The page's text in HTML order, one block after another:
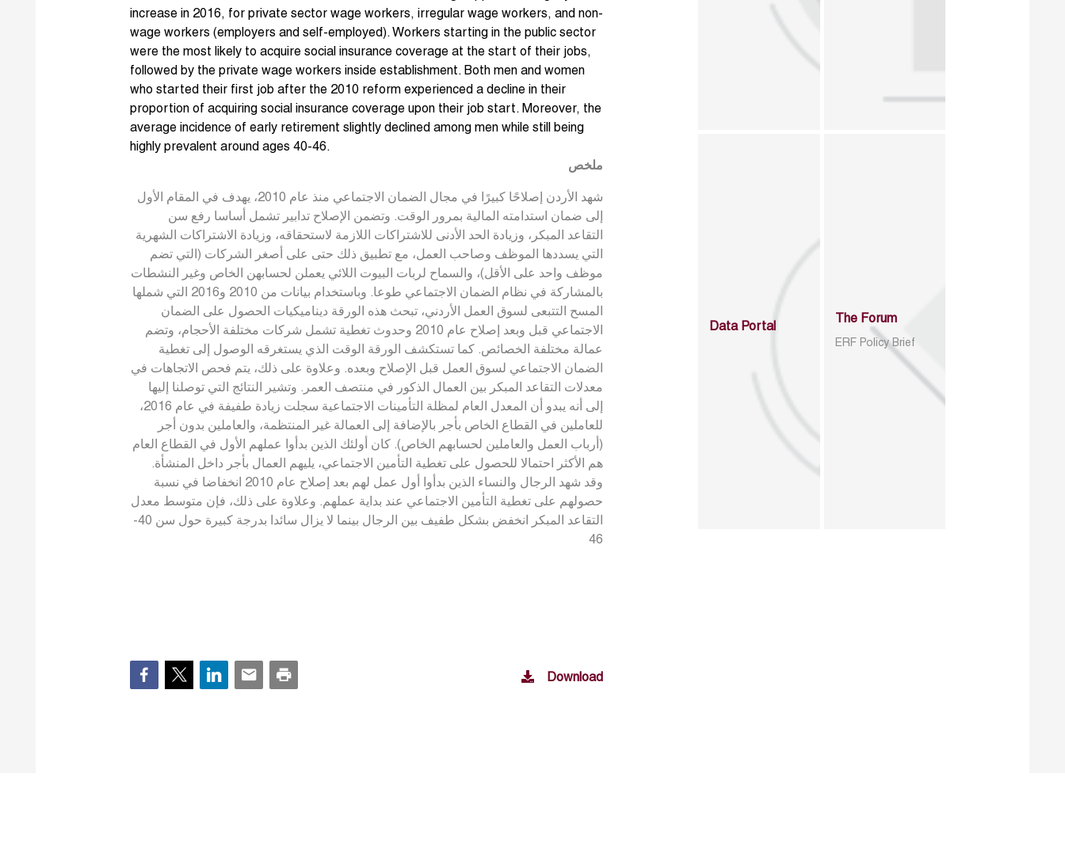
increase in 2016, for private sector wage workers, irregular wage workers, and non-
wage workers (employers and self-employed). Workers starting in the public sector
were the most likely to acquire social insurance coverage at the start of their jobs,
followed by the private wage workers inside establishment. Both men and women
who started their first job after the 2010 reform experienced a decline in their
proportion of acquiring social insurance coverage upon their job start. Moreover, the
average incidence of early retirement slightly declined among men while still being
highly prevalent around ages 40-46.
ملخص
شهد الأردن إصلاحًا كبيرًا في مجال الضمان الاجتماعي منذ عام 2010، يهدف في المقام الأول
إلى ضمان استدامته المالية بمرور الوقت. وتضمن الإصلاح تدابير تشمل أساسا رفع سن
التقاعد المبكر، وزيادة الحد الأدنى للاشتراكات اللازمة لاستحقاقه، وزيادة الاشتراكات الشهرية
التي يسددها الموظف وصاحب العمل، مع تطبيق ذلك حتى على أصغر الشركات (التي تضم
موظف واحد على الأقل)، والسماح لربات البيوت اللائي يعملن لحسابهن الخاص وغير النشطات
بالمشاركة في نظام الضمان الاجتماعي طوعا. وباستخدام بيانات من 2010 و2016 التي شملها
المسح التتبعى لسوق العمل الأردني، تبحث هذه الورقة ديناميكيات الحصول على الضمان
الاجتماعي قبل وبعد إصلاح عام 2010 وحدوث تغطية تشمل شركات مختلفة الأحجام، وتضم
عمالة مختلفة الخصائص. كما تستكشف الورقة الوقت الذي يستغرقه الوصول إلى تغطية
الضمان الاجتماعي لسوق العمل قبل الإصلاح وبعده. وعلاوة على ذلك، يتم فحص الاتجاهات في
معدلات التقاعد المبكر بين العمال الذكور في منتصف العمر. وتشير النتائج التي توصلنا إليها
إلى أنه يبدو أن المعدل العام لمظلة التأمينات الاجتماعية سجلت زيادة طفيفة في عام 2016،
للعاملين في القطاع الخاص بأجر بالإضافة إلى العمالة غير المنتظمة، والعاملين بدون أجر
(أرباب العمل والعاملين لحسابهم الخاص). كان أولئك الذين بدأوا عملهم الأول في القطاع العام
هم الأكثر احتمالا للحصول على تغطية التأمين الاجتماعي، يليهم العمال بأجر داخل المنشأة.
وقد شهد الرجال والنساء الذين بدأوا أول عمل لهم بعد إصلاح عام 2010 انخفاضا في نسبة
حصولهم على تغطية التأمين الاجتماعي عند بداية عملهم. وعلاوة على ذلك، فإن متوسط معدل
التقاعد المبكر انخفض بشكل طفيف بين الرجال بينما لا يزال سائدا بدرجة كبيرة حول سن 40-
46
Download
Data Portal
The Forum
ERF Policy Brief